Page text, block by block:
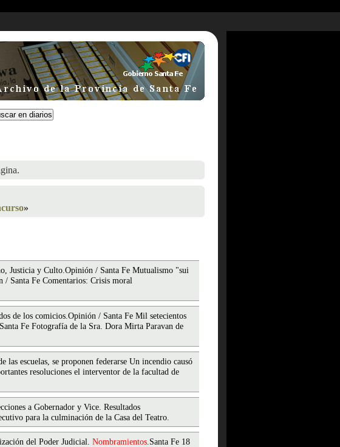
»
Justicia y Culto.Opinión / Santa Fe Mutualismo "sui
Santa Fe Comentarios: Crisis moral
de los comicios.Opinión / Santa Fe Mil setecientos
Fe Fotografía de la Sra. Dora Mirta Paravan de
las escuelas, se proponen federarse Un incendio causó
resoluciones el interventor de la facultad de
a Gobernador y Vice. Resultados
para la culminación de la Casa del Teatro.
del Poder Judicial. Nombramientos.Santa Fe 18